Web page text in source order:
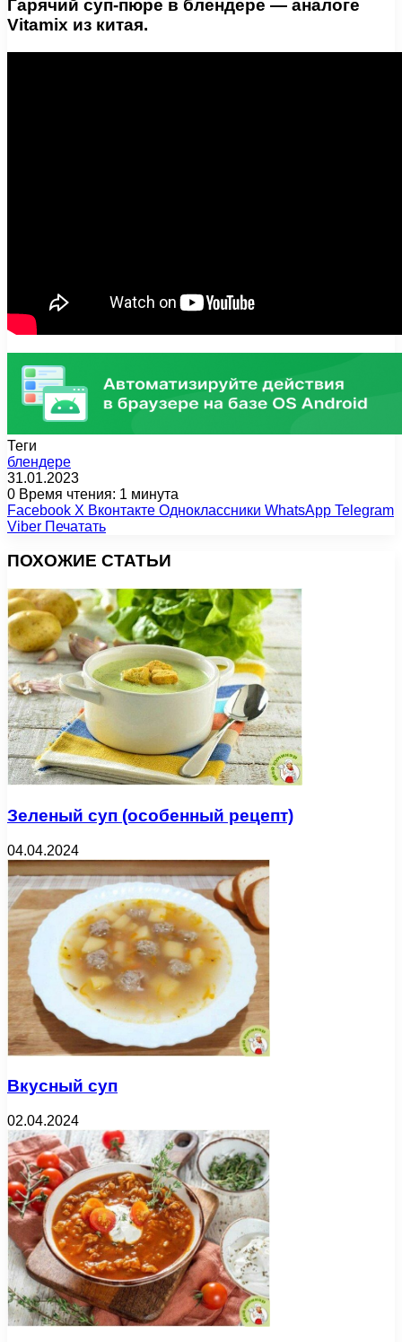
Гарячий суп-пюре в блендере — аналоге
Vitamix из китая.
Теги
блендере
31.01.2023
0 Время чтения: 1 минута
Facebook X Вконтакте Одноклассники WhatsApp Telegram
Viber Печатать
ПОХОЖИЕ СТАТЬИ
Зеленый суп (особенный рецепт)
04.04.2024
Вкусный суп
02.04.2024